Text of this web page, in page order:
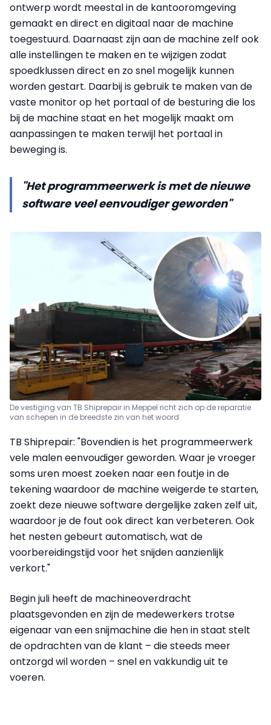
ontwerp wordt meestal in de kantooromgeving
gemaakt en direct en digitaal naar de machine
toegestuurd. Daarnaast zijn aan de machine zelf ook
alle instellingen te maken en te wijzigen zodat
spoedklussen direct en zo snel mogelijk kunnen
worden gestart. Daarbij is gebruik te maken van de
vaste monitor op het portaal of de besturing die los
bij de machine staat en het mogelijk maakt om
aanpassingen te maken terwijl het portaal in
beweging is.
"Het programmeerwerk is met de nieuwe
software veel eenvoudiger geworden"
De vestiging van TB Shiprepair in Meppel richt zich op de reparatie
van schepen in de breedste zin van het woord
TB Shiprepair: "Bovendien is het programmeerwerk
vele malen eenvoudiger geworden. Waar je vroeger
soms uren moest zoeken naar een foutje in de
tekening waardoor de machine weigerde te starten,
zoekt deze nieuwe software dergelijke zaken zelf uit,
waardoor je de fout ook direct kan verbeteren. Ook
het nesten gebeurt automatisch, wat de
voorbereidingstijd voor het snijden aanzienlijk
verkort."
Begin juli heeft de machineoverdracht
plaatsgevonden en zijn de medewerkers trotse
eigenaar van een snijmachine die hen in staat stelt
de opdrachten van de klant – die steeds meer
ontzorgd wil worden – snel en vakkundig uit te
voeren.